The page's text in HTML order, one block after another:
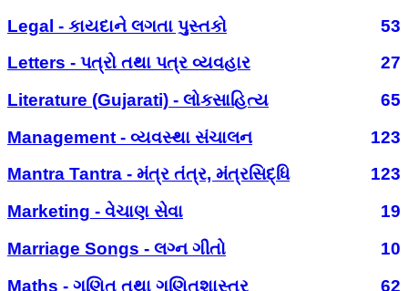
Legal - કાયદાને લગતા પુસ્તકો
53
Letters - પત્રો તથા પત્ર વ્યવહાર
27
Literature (Gujarati) - લોકસાહિત્ય
65
Management - વ્યવસ્થા સંચાલન
123
Mantra Tantra - મંત્ર તંત્ર, મંત્રસિદ્ધિ
123
Marketing - વેચાણ સેવા
19
Marriage Songs - લગ્ન ગીતો
10
Maths - ગણિત તથા ગણિતશાસ્ત્ર
62